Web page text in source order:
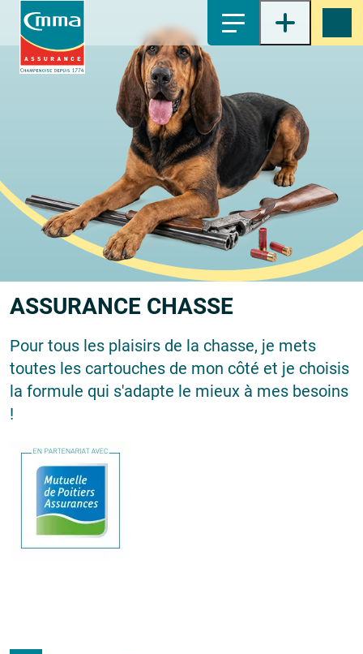
Contenu principal
2-Menu principal
3-Pied de page
ASSURANCE CHASSE
Pour tous les plaisirs de la chasse, je mets
toutes les cartouches de mon côté et je choisis
la formule qui s'adapte le mieux à mes besoins
!